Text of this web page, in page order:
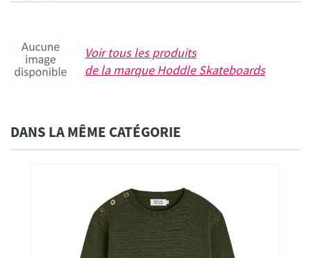
Voir tous les produits
de la marqueHoddle Skateboards
DANS LA MÊME CATÉGORIE